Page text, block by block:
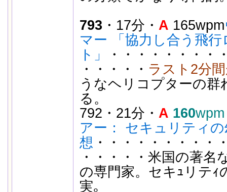
793 ・17分・ A 165wpm
マー 「協力し合う飛行
ト」
・・・・・・・・
・・・・・ ラスト2分
うなヘリコプターの群
る。
792・21分・ A 160wpm
アー： セキュリティの
想 ・・・・・・・・・
・・・・・米国の著名
の専門家。セキｭリテｨ
実｡